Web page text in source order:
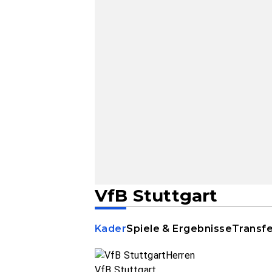
VfB Stuttgart
KaderSpiele & Ergebnisse